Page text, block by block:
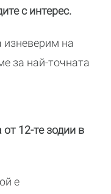
с интерес.
изневерим на
за най-точната
12-те зодии в
е